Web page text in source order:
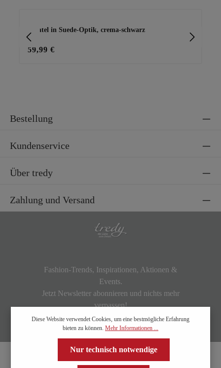
Mantel in Suede-Optik, crema-schwarz
59,99 €
Bestellung
Kundenservice
Über tredy
Zahlung und Versand
Fashion-Trends, Inspirationen, Aktionen &
Events.
Jetzt Newsletter abonnieren und nichts mehr
verpassen!
Diese Website verwendet Cookies, um eine bestmögliche Erfahrung
bieten zu können. Mehr Informationen ...
Nur technisch notwendige